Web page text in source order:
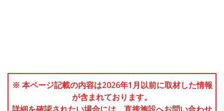
※ 本ページ記載の内容は2026年1月以前に取材した情報
が含まれております。